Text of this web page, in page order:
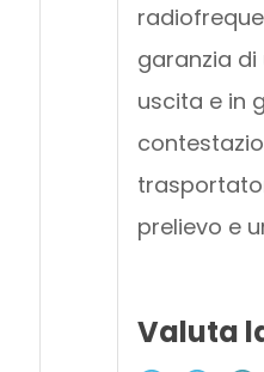
garanzia
uscita e in
prelievo e
Valuta